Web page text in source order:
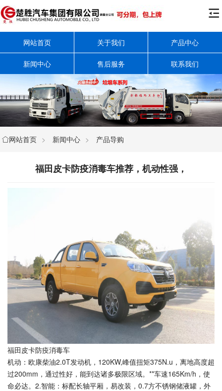

网站首页 关于我们 产品中心
新闻中心 售后服务 联系我们
网站首页 > 新闻中心 > 产品导购
福田皮卡防疫消毒车推荐，机动性强，
福田皮卡防疫消毒车
机动：欧康柴油2.0T发动机，120KW,峰值扭矩375N.u，离地高度超
过200mm，通过性好，能到达诸多极限区域。**车速165Km/h，使
命必达。2.智能：标配长轴平厢，易改装，0.7方不锈钢储液罐，外